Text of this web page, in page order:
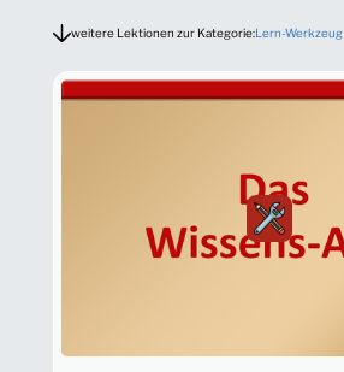
weitere Lektionen zur Kategorie:Lern-Werkzeug